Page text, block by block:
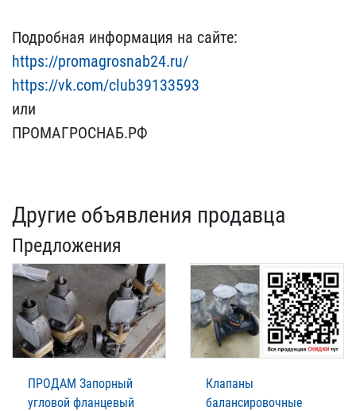
Подробная информация ​на сайте:
https://promag​rosnab24.ru/
https://vk.​com/club39133593
или
ПРО​МАГРОСНАБ.РФ
Другие объявления продавца
Предложения
ПРОДАМ Запорный
угловой фланцевый
Клапаны
балансировочные